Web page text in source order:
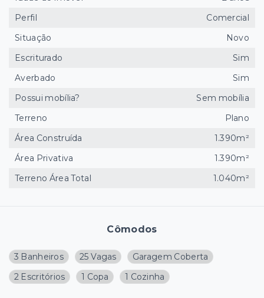
Cômodos
3 Banheiros 25 Vagas
Garagem Coberta
2 Escritórios
1 Copa 1 Cozinha
Perfil
Comercial
Situação
Novo
Escriturado
Sim
Averbado
Sim
Possui mobília?
Sem mobília
Terreno
Plano
Área Construída
1.390m²
Área Privativa
1.390m²
Terreno Área Total
1.040m²